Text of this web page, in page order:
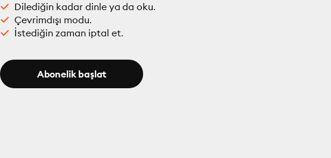
Dilediğin kadar dinle ya da oku.
Çevrimdışı modu.
İstediğin zaman iptal et.
Abonelik başlat